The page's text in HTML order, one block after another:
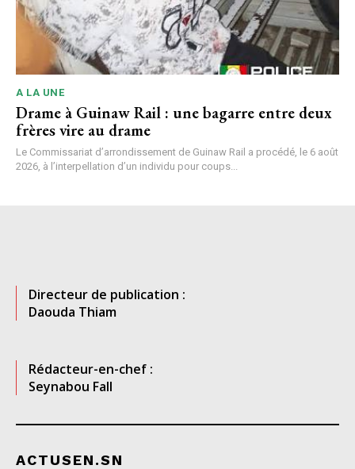
A LA UNE
Drame à Guinaw Rail : une bagarre entre deux
frères vire au drame
Le Commissariat d’arrondissement de Guinaw Rail a procédé, le 6 août
2026, à l’interpellation d’un individu pour coups...
Directeur de publication :
Daouda Thiam
Rédacteur-en-chef :
Seynabou Fall
ACTUSEN.SN